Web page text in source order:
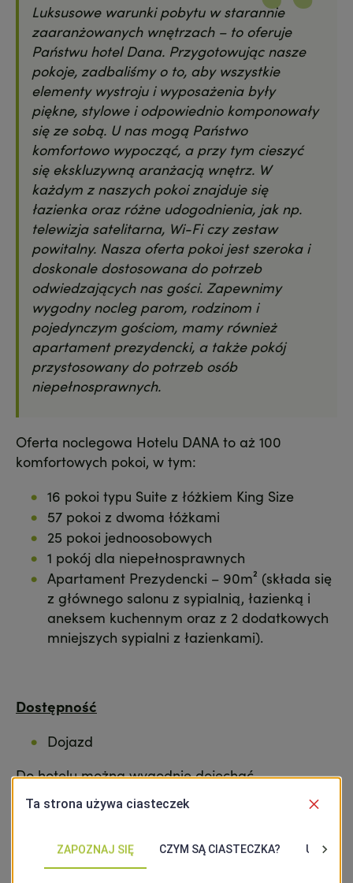
Luksusowe warunki pobytu w starannie
zaaranżowanych wnętrzach – to oferuje
Państwu hotel Dana. Przygotowując nasze
pokoje, zadbaliśmy o to, aby wszystkie
elementy wystroju i wyposażenia były
piękne, stylowe i odpowiednio komponowały
się ze sobą. U nas mogą Państwo
komfortowo wypocząć, a przy tym cieszyć
się ekskluzywną aranżacją wnętrz. W
każdym z naszych pokoi znajduje się
łazienka oraz różne udogodnienia, jak np.
telewizja satelitarna, Wi-Fi czy zestaw
powitalny. Nasza oferta pokoi jest szeroka i
doskonale dostosowana do potrzeb
odwiedzających nas gości. Zapewnimy
wygodny nocleg parom, rodzinom i
pojedynczym gościom, mamy również
apartament prezydencki, a także pokój
przystosowany do potrzeb osób
niepełnosprawnych.
Oferta noclegowa Hotelu DANA to aż 100
komfortowych pokoi, w tym:
16 pokoi typu Suite z łóżkiem King Size
57 pokoi z dwoma łóżkami
25 pokoi jednoosobowych
1 pokój dla niepełnosprawnych
Apartament Prezydencki – 90m² (składa się
z głównego salonu z sypialnią, łazienką i
aneksem kuchennym oraz z 2 dodatkowych
mniejszych sypialni z łazienkami).
Dostępność
Dojazd
Do hotelu można wygodnie dojechać
komunikacją miejską. Najbliższy przystanek (do
500 m od wejścia) jest dostosowany do potrzeb
również wyznaczone miejsce parkingowe, z
którego do wejścia prowadzi utwardzona,